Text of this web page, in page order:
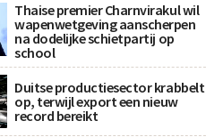
Thaise premier Charnvirakul wil
wapenwetgeving aanscherpen
na dodelijke schietpartij op
school
Duitse productiesector krabbelt
op, terwijl export een nieuw
record bereikt